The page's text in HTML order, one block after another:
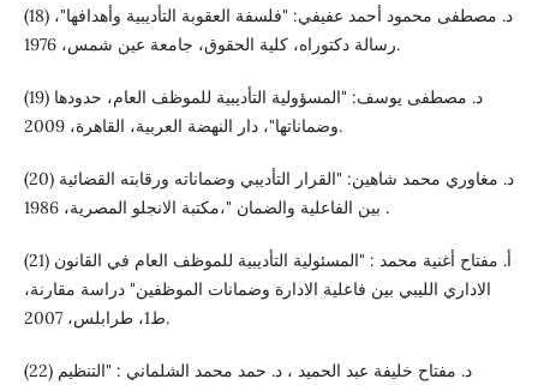
(18) د. مصطفى محمود أحمد عفيفي: "فلسفة العقوبة التأديبية وأهدافها"،
رسالة دكتوراه، كلية الحقوق، جامعة عين شمس، 1976.
(19) د. مصطفى يوسف: "المسؤولية التأديبية للموظف العام، حدودها
وضماناتها"، دار النهضة العربية، القاهرة، 2009.
(20) د. مغاوري محمد شاهين: "القرار التأديبي وضماناته ورقابته القضائية
بين الفاعلية والضمان "،مكتبة الانجلو المصرية، 1986 .
(21) أ. مفتاح أغنية محمد : "المسئولية التأديبية للموظف العام في القانون
الاداري الليبي بين فاعلية الادارة وضمانات الموظفين" دراسة مقارنة،
ط1، طرابلس، 2007.
(22) د. مفتاح خليفة عبد الحميد ، د. حمد محمد الشلماني : "التنظيم